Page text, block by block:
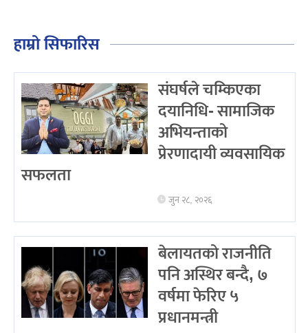
हाम्रो सिफारिस
संघर्षले चम्किएका
दयानिधि- सामाजिक
अभियन्ताको
प्रेरणादायी व्यवसायिक
सफलता
जुन २८, २०२६
बेलायतको राजनीति
पनि अस्थिर बन्दै, ७
वर्षमा फेरिए ५
प्रधानमन्त्री